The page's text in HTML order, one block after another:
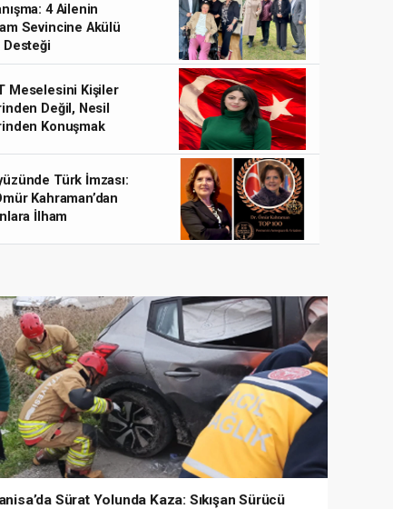
Filiz Tezgel: Bilimden Sanata Uzanan İlham
4 Ailenin
Sevincine Akülü
Desteği
Meselesini Kişiler
Değil, Nesil
Konuşmak
Türk İmzası:
Kahraman’dan
İlham
Sürat Yolunda Kaza: Sıkışan Sürücü